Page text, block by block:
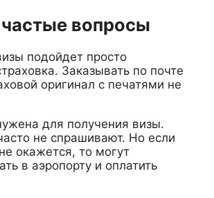
вопросы
подойдет просто
Заказывать по почте
оригинал с печатями не
для получения визы.
не спрашивают. Но если
окажется, то могут
в аэропорту и оплатить